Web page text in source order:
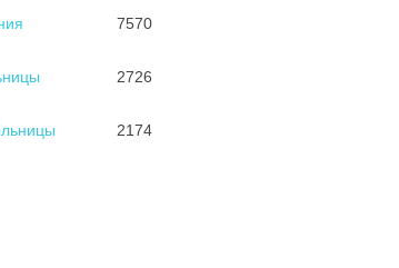
7570
2726
2174